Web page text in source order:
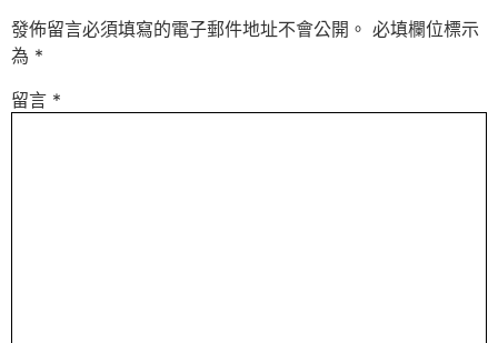
發佈留言必須填寫的電子郵件地址不會公開。 必填欄位標示
為 *
留言 *